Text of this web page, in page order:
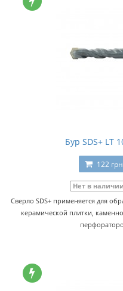
Бур SDS+ LT
122
Нет в наличии
Сверло SDS+ применяется для
керамической плитки,